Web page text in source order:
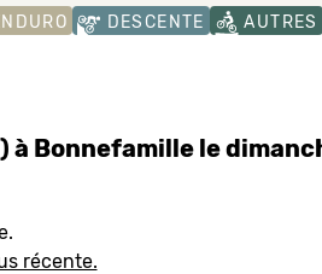
DESCENTE AUTRES
Bonnefamille le
récente.